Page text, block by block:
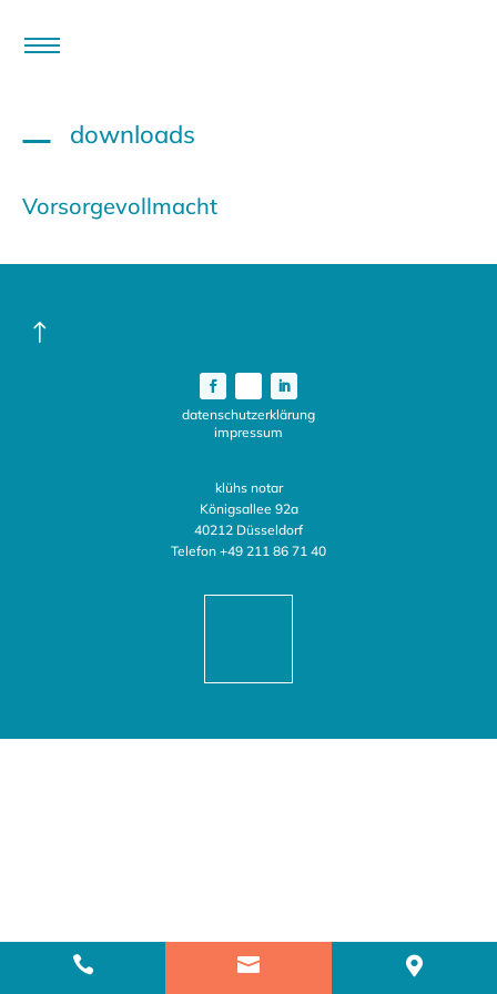
downloads
Vorsorgevollmacht
!
datenschutzerklärung
impressum
klühs notar
Königsallee 92a
40212 Düsseldorf
Telefon +49 211 86 71 40
  